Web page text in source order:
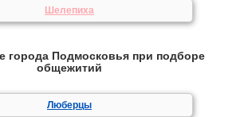
Шелепиха
города Подмосковья при подборе
общежитий
Люберцы